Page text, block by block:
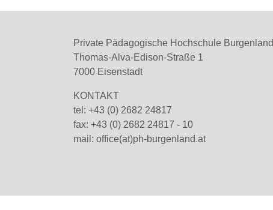
Private Pädagogische Hochschule Burgenland
Thomas-Alva-Edison-Straße 1
7000 Eisenstadt
KONTAKT
tel: +43 (0) 2682 24817
fax: +43 (0) 2682 24817 - 10
mail: office(at)ph-burgenland.at